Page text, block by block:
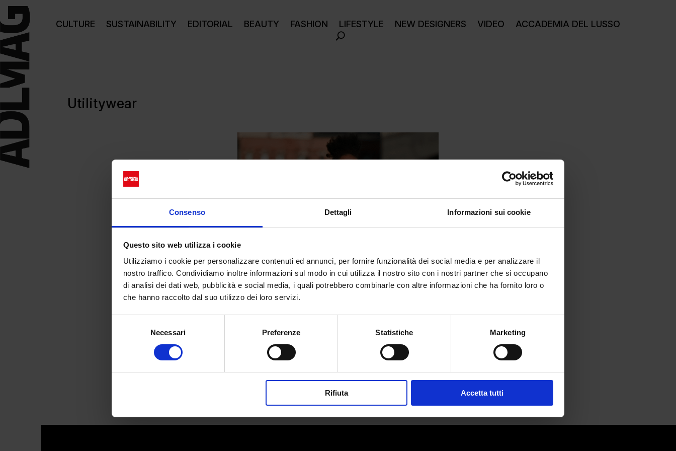
Consenso Dettagli Informazioni sui cookie
Questo sito web utilizza i cookie
Utilizziamo i cookie per personalizzare contenuti ed annunci, per fornire funzionalità dei social media e per analizzare il
nostro traffico. Condividiamo inoltre informazioni sul modo in cui utilizza il nostro sito con i nostri partner che si occupano
di analisi dei dati web, pubblicità e social media, i quali potrebbero combinarle con altre informazioni che ha fornito loro o
che hanno raccolto dal suo utilizzo dei loro servizi.
Necessari Preferenze Statistiche Marketing
Rifiuta Accetta tutti
CULTURE SUSTAINABILITY EDITORIAL BEAUTY FASHION LIFESTYLE NEW DESIGNERS VIDEO ACCADEMIA DEL LUSSO
Utilitywear
UTILITYWEAR: chi bello vuole apparire non deve soffrire
Le nostre nonne ci insegnavano che “chi bello...